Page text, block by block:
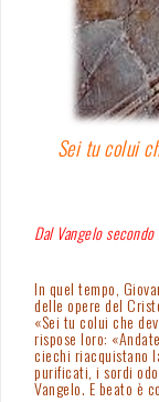
Sei tu colui
Dal Vangelo
In quel tempo,
delle opere del
«Sei tu colui che
rispose loro:
ciechi riacquistano
purificati, i sordi
Vangelo. E beato è